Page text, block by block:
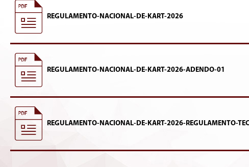
REGULAMENTO-NACIONAL-DE-KART-2026
REGULAMENTO-NACIONAL-DE-KART-2026-ADENDO-01
REGULAMENTO-NACIONAL-DE-KART-2026-REGULAMENTO-